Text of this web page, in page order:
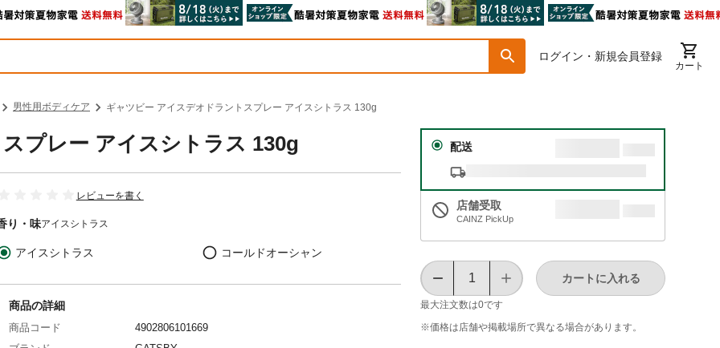
ログイン・新規会員登録
カート
男性用ボディケア ギャツビー アイスデオドラントスプレー アイスシトラス 130g
プレー アイスシトラス 130g
レビューを書く
り・味アイスシトラス
アイスシトラス コールドオーシャン
配送
店舗受取
CAINZ PickUp
最大注文数は0です
カートに入れる
※価格は​店舗や​掲載場所で​異なる​場合が​あります。
商品の詳細
商品コード
4902806101669